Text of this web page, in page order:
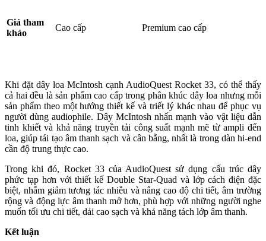
Giá tham
khảo
Cao cấp Premium cao cấp
Khi đặt dây loa McIntosh cạnh AudioQuest Rocket 33, có thể thấy
cả hai đều là sản phẩm cao cấp trong phân khúc dây loa nhưng mỗi
sản phẩm theo một hướng thiết kế và triết lý khác nhau để phục vụ
người dùng audiophile. Dây McIntosh nhấn mạnh vào vật liệu dẫn
tinh khiết và khả năng truyền tải công suất mạnh mẽ từ ampli đến
loa, giúp tái tạo âm thanh sạch và cân bằng, nhất là trong dàn hi-end
cần độ trung thực cao.
Trong khi đó, Rocket 33 của AudioQuest sử dụng cấu trúc dây
phức tạp hơn với thiết kế Double Star-Quad và lớp cách điện đặc
biệt, nhằm giảm tương tác nhiễu và nâng cao độ chi tiết, âm trường
rộng và động lực âm thanh mở hơn, phù hợp với những người nghe
muốn tối ưu chi tiết, dải cao sạch và khả năng tách lớp âm thanh.
Kết luận